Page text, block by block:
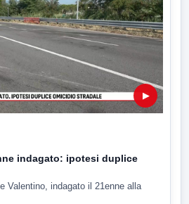
▶
indagato: ipotesi duplice
Valentino, indagato il 21enne alla